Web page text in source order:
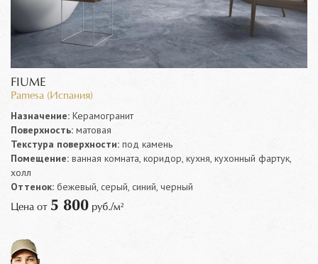
FIUME
Pamesa (Испания)
Назначение: Керамогранит
Поверхность: матовая
Текстура поверхности: под камень
Помещение: ванная комната, коридор, кухня, кухонный фартук,
холл
Оттенок: бежевый, серый, синий, черный
Цена от 5 800 руб./м²